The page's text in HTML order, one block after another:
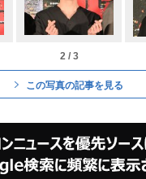
2 / 3
この写真の記事を見る